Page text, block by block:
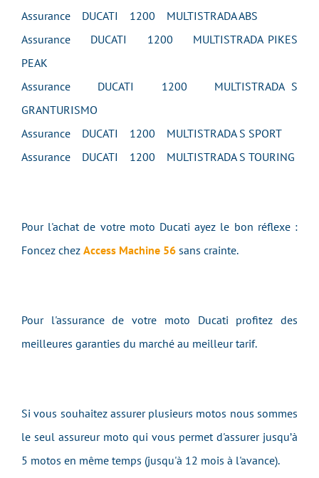
Assurance DUCATI 1200 MULTISTRADA ABS
Assurance DUCATI 1200 MULTISTRADA PIKES
PEAK
Assurance DUCATI 1200 MULTISTRADA S
GRANTURISMO
Assurance DUCATI 1200 MULTISTRADA S SPORT
Assurance DUCATI 1200 MULTISTRADA S TOURING
Pour l'achat de votre moto Ducati ayez le bon réflexe :
Foncez chez Access Machine 56 sans crainte.
Pour l'assurance de votre moto Ducati profitez des
meilleures garanties du marché au meilleur tarif.
Si vous souhaitez assurer plusieurs motos nous sommes
le seul assureur moto qui vous permet d'assurer jusqu’à
5 motos en même temps (jusqu'à 12 mois à l'avance).